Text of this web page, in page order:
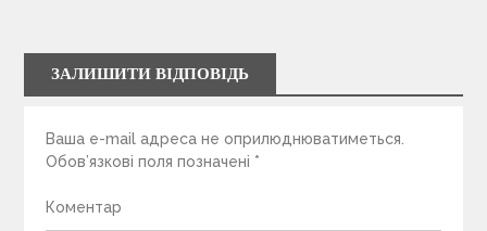
ЗАЛИШИТИ ВІДПОВІДЬ
Ваша e-mail адреса не оприлюднюватиметься.
Обов’язкові поля позначені *
Коментар